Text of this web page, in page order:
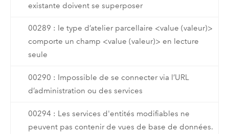
existante doivent se superposer
00289 : le type d’atelier parcellaire <value (valeur)>
comporte un champ <value (valeur)> en lecture
seule
00290 : Impossible de se connecter via l’URL
d’administration ou des services
00294 : Les services d'entités modifiables ne
peuvent pas contenir de vues de base de données.